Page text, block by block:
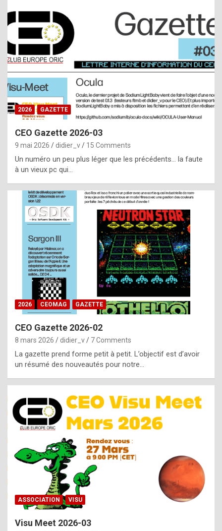
s
t
a
s
i
e
f
o
m
m
a
y
b
e
b
y
g
e
n
u
i
n
e
R
o
2026 GAZETTE
CEO Gazette 2026-03
9 mai 2026 didier_v 15 Comments
Un numéro un peu plus léger que les précédents… la faute
à un vieux pc qui…
2026 CEOMAG GAZETTE
CEO Gazette 2026-02
8 mars 2026 didier_v 7 Comments
La gazette prend forme petit à petit. L’objectif est d’avoir
un résumé des nouveautés pour notre…
ASSOCIATION VISU
Visu Meet 2026-03